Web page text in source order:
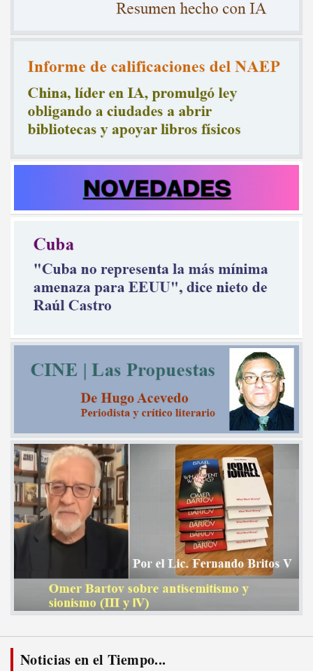
Noticias en el Tiempo...